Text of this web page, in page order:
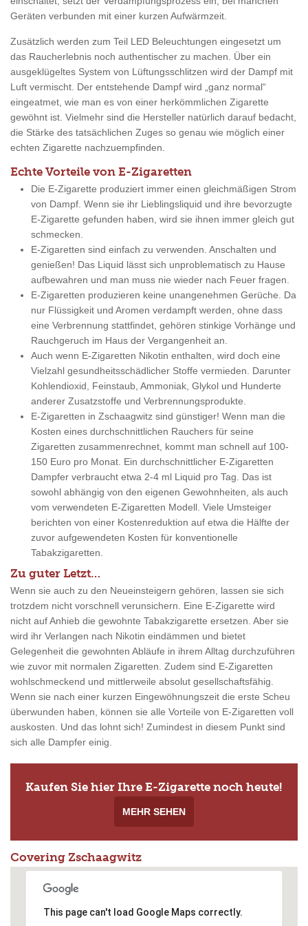
Geräten verbunden mit einer kurzen Aufwärmzeit.
Zusätzlich werden zum Teil LED Beleuchtungen eingesetzt um
das Raucherlebnis noch authentischer zu machen. Über ein
ausgeklügeltes System von Lüftungsschlitzen wird der Dampf mit
Luft vermischt. Der entstehende Dampf wird „ganz normal“
eingeatmet, wie man es von einer herkömmlichen Zigarette
gewöhnt ist. Vielmehr sind die Hersteller natürlich darauf bedacht,
die Stärke des tatsächlichen Zuges so genau wie möglich einer
echten Zigarette nachzuempfinden.
Echte Vorteile von E-Zigaretten
Die E-Zigarette produziert immer einen gleichmäßigen Strom
von Dampf. Wenn sie ihr Lieblingsliquid und ihre bevorzugte
E-Zigarette gefunden haben, wird sie ihnen immer gleich gut
schmecken.
E-Zigaretten sind einfach zu verwenden. Anschalten und
genießen! Das Liquid lässt sich unproblematisch zu Hause
aufbewahren und man muss nie wieder nach Feuer fragen.
E-Zigaretten produzieren keine unangenehmen Gerüche. Da
nur Flüssigkeit und Aromen verdampft werden, ohne dass
eine Verbrennung stattfindet, gehören stinkige Vorhänge und
Rauchgeruch im Haus der Vergangenheit an.
Auch wenn E-Zigaretten Nikotin enthalten, wird doch eine
Vielzahl gesundheitsschädlicher Stoffe vermieden. Darunter
Kohlendioxid, Feinstaub, Ammoniak, Glykol und Hunderte
anderer Zusatzstoffe und Verbrennungsprodukte.
E-Zigaretten in Zschaagwitz sind günstiger! Wenn man die
Kosten eines durchschnittlichen Rauchers für seine
Zigaretten zusammenrechnet, kommt man schnell auf 100-
150 Euro pro Monat. Ein durchschnittlicher E-Zigaretten
Dampfer verbraucht etwa 2-4 ml Liquid pro Tag. Das ist
sowohl abhängig von den eigenen Gewohnheiten, als auch
vom verwendeten E-Zigaretten Modell. Viele Umsteiger
berichten von einer Kostenreduktion auf etwa die Hälfte der
zuvor aufgewendeten Kosten für konventionelle
Tabakzigaretten.
Zu guter Letzt…
Wenn sie auch zu den Neueinsteigern gehören, lassen sie sich
trotzdem nicht vorschnell verunsichern. Eine E-Zigarette wird
nicht auf Anhieb die gewohnte Tabakzigarette ersetzen. Aber sie
wird ihr Verlangen nach Nikotin eindämmen und bietet
Gelegenheit die gewohnten Abläufe in ihrem Alltag durchzuführen
wie zuvor mit normalen Zigaretten. Zudem sind E-Zigaretten
wohlschmeckend und mittlerweile absolut gesellschaftsfähig.
Wenn sie nach einer kurzen Eingewöhnungszeit die erste Scheu
überwunden haben, können sie alle Vorteile von E-Zigaretten voll
auskosten. Und das lohnt sich! Zumindest in diesem Punkt sind
sich alle Dampfer einig.
Kaufen Sie hier Ihre E-Zigarette noch heute!
MEHR SEHEN
Covering Zschaagwitz
This page can't load Google Maps correctly.